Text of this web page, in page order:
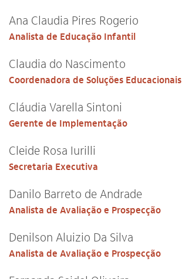
Ana Claudia Pires Rogerio
Analista de Educação Infantil
Claudia do Nascimento
Coordenadora de Soluções Educacionais
Cláudia Varella Sintoni
Gerente de Implementação
Cleide Rosa Iurilli
Secretaria Executiva
Danilo Barreto de Andrade
Analista de Avaliação e Prospecção
Denilson Aluizio Da Silva
Analista de Avaliação e Prospecção